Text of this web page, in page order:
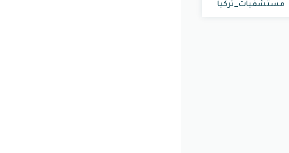
مستشفيات_تركيا